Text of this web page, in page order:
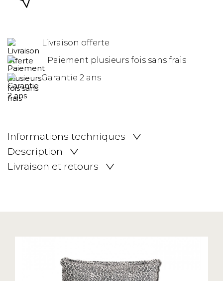
Livraison offerte
Paiement plusieurs fois sans frais
Garantie 2 ans
Informations techniques
Description
Livraison et retours